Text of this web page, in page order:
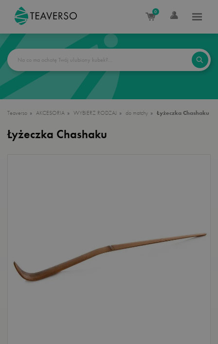
0
Teaverso AKCESORIA WYBIERZ RODZAJ do matchy Łyżeczka Chashaku
Łyżeczka Chashaku